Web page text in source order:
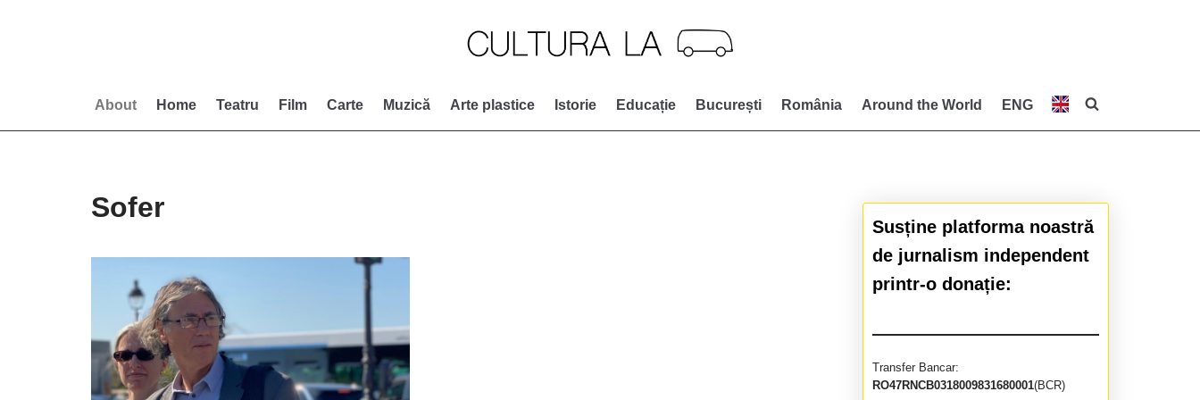
About Home Teatru Film Carte Muzică Arte plastice Istorie Educație București România Around the World ENG
Sofer
Susține platforma noastră
de jurnalism independent
printr-o donație:
Transfer Bancar:
RO47RNCB0318009831680001(BCR)